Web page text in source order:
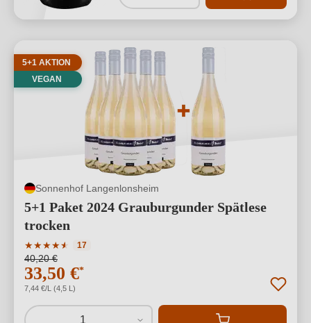
5+1 AKTION
VEGAN
Sonnenhof Langenlonsheim
5+1 Paket 2024 Grauburgunder Spätlese
trocken
★★★★★
★
Durchschnittliche Bewertung von 4.94 von 5 Sternen
17
40,20 €
33,50 €*
7,44 €/L (4,5 L)
1